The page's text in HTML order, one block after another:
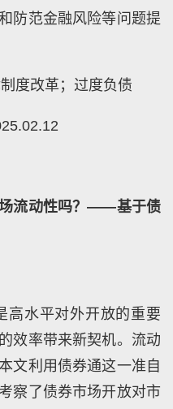
防范金融风险等问题提
度改革；过度负债
流动性吗？——基于债
高水平对外开放的重要
效率带来新契机。流动
文利用债券通这一准自
察了债券市场开放对市